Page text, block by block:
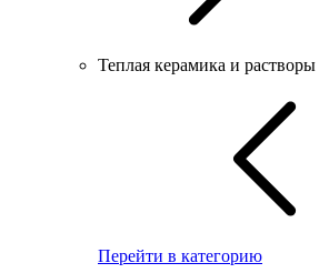
Теплая керамика и растворы
Перейти в категорию